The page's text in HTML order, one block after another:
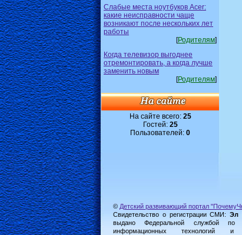
Слабые места ноутбуков Acer:
какие неисправности чаще
возникают после нескольких лет
работы
[Родителям]
Когда телевизор выгоднее
отремонтировать, а когда лучше
заменить новым
[Родителям]
На сайте всего: 25
Гостей: 25
Пользователей: 0
© Детский развивающий портал
Свидетельство о регистрации СМИ: Эл
выдано Федеральной службой
информационных технологий и